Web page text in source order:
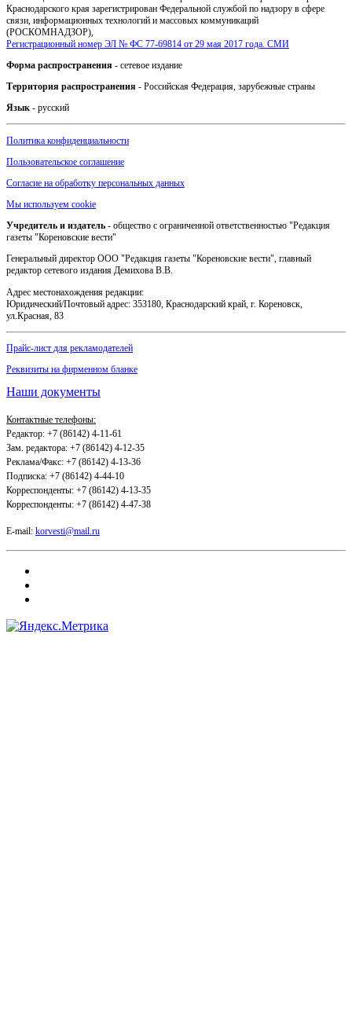
Краснодарского края зарегистрирован Федеральной службой по надзору в сфере
связи, информационных технологий и массовых коммуникаций
(РОСКОМНАДЗОР),
Регистрационный номер ЭЛ № ФС 77-69814 от 29 мая 2017 года. СМИ
Форма распространения - сетевое издание
Территория распространения - Российская Федерация, зарубежные страны
Язык - русский
Политика конфиденциальности
Пользовательское соглашение
Согласие на обработку персональных данных
Мы используем cookie
Учредитель и издатель - общество с ограниченной ответственностью "Редакция
газеты "Кореновские вести"
Генеральный директор ООО "Редакция газеты "Кореновские вести", главный
редактор сетевого издания Демихова В.В.
Адрес местонахождения редакции:
Юридический/Почтовый адрес: 353180, Краснодарский край, г. Кореновск,
ул.Красная, 83
Прайс-лист для рекламодателей
Реквизиты на фирменном бланке
Наши документы
Контактные телефоны:
Редактор: +7 (86142) 4-11-61
Зам. редактора: +7 (86142) 4-12-35
Реклама/Факс: +7 (86142) 4-13-36
Подписка: +7 (86142) 4-44-10
Корреспонденты: +7 (86142) 4-13-35
Корреспонденты: +7 (86142) 4-47-38
E-mail: korvesti@mail.ru